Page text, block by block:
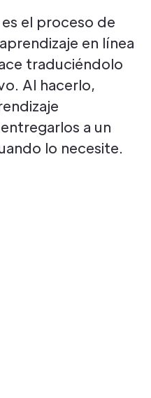
el proceso de
en línea
traduciéndolo
Al hacerlo,
a un
lo necesite.